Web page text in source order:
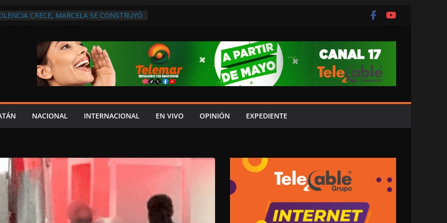
CRECE, MARCELA SE CONSTRUYÓ
EMPLEOS
NO PAGA A PROVEEDORES, PEMEX LA
QUE HAY UN PROYECTO PARA
CULTURAL MULTIFUNCIONAL EN EL
AUTORIZACIÓN MÉDICA PARA FIJAR
RESPONSABLE DEL ACCIDENTE
NACIONAL INTERNACIONAL EN VIVO OPINIÓN EXPEDIENTE